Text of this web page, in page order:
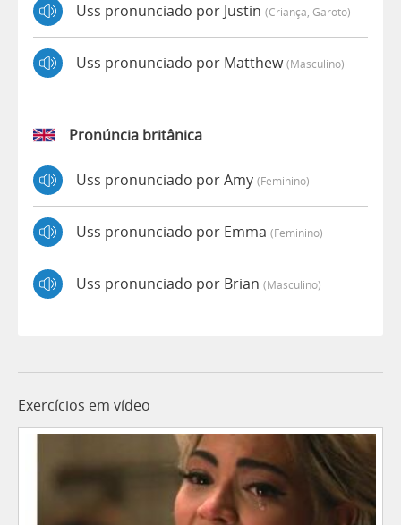
Uss pronunciado por Justin (criança, Garoto)
Uss pronunciado por Matthew(masculino)
Pronúncia britânica
Uss pronunciado por Amy (feminino)
Uss pronunciado por Emma (feminino)
Uss pronunciado por Brian (masculino)
Exercícios em vídeo